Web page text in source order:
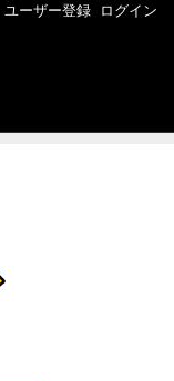
ユーザー登録 ログイン